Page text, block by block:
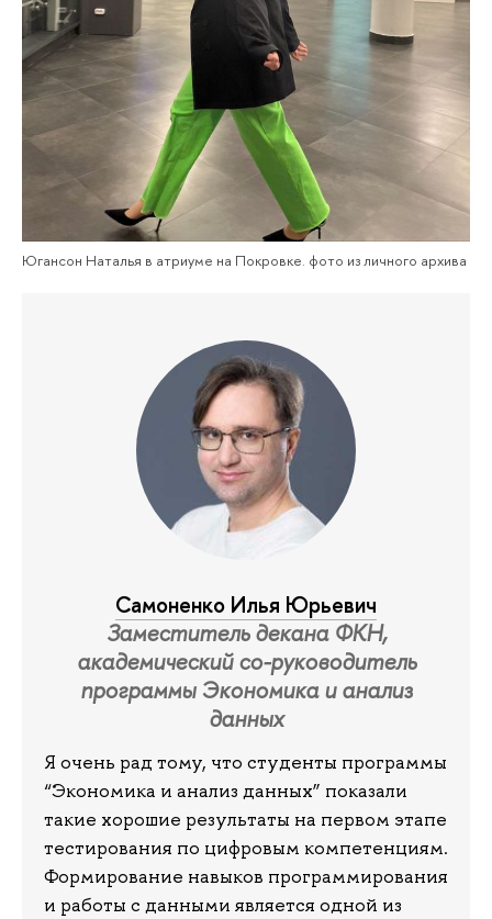
Югансон Наталья в атриуме на Покровке. фото из личного архива
Самоненко Илья Юрьевич
Заместитель декана ФКН,
академический со-руководитель
программы Экономика и анализ
данных
Я очень рад тому, что студенты программы
“Экономика и анализ данных” показали
такие хорошие результаты на первом этапе
тестирования по цифровым компетенциям.
Формирование навыков программирования
и работы с данными является одной из